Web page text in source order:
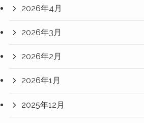
2026年4月
2026年3月
2026年2月
2026年1月
2025年12月